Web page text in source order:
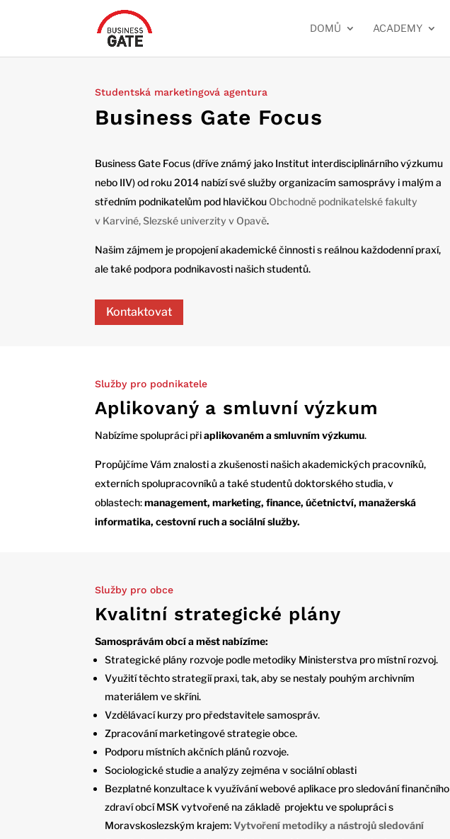
DOMŮ ACADEMY
Studentská marketingová agentura
Business Gate Focus
Business Gate Focus (dříve známý jako Institut interdisciplinárního výzkumu
nebo IIV) od roku 2014 nabízí své služby organizacím samosprávy i malým a
středním podnikatelům pod hlavičkou Obchodně podnikatelské fakulty
v Karviné, Slezské univerzity v Opavě.
Našim zájmem je propojení akademické činnosti s reálnou každodenní praxí,
ale také podpora podnikavosti našich studentů.
Kontaktovat
Služby pro podnikatele
Aplikovaný a smluvní výzkum
Nabízíme spolupráci při aplikovaném a smluvním výzkumu.
Propůjčíme Vám znalosti azkušenosti našich akademických pracovníků,
externích spolupracovníků a také studentů doktorského studia, v
oblastech:management, marketing, finance, účetnictví, manažerská
informatika, cestovní ruch a sociální služby.
Služby pro obce
Kvalitní strategické plány
Samosprávám obcí a měst nabízíme:
Strategické plány rozvoje podle metodiky Ministerstva pro místní rozvoj.
Využití těchto strategií praxi, tak, aby se nestaly pouhým archivním
materiálem ve skříni.
Vzdělávací kurzy pro představitele samospráv.
Zpracování marketingové strategie obce.
Podporu místních akčních plánů rozvoje.
Sociologické studie a analýzy zejména v sociální oblasti
Bezplatné konzultace k využívání webové aplikace pro sledování finančního
zdraví obcí MSK vytvořené na základě projektu ve spolupráci s
Moravskoslezským krajem:Vytvoření metodiky a nástrojů sledování